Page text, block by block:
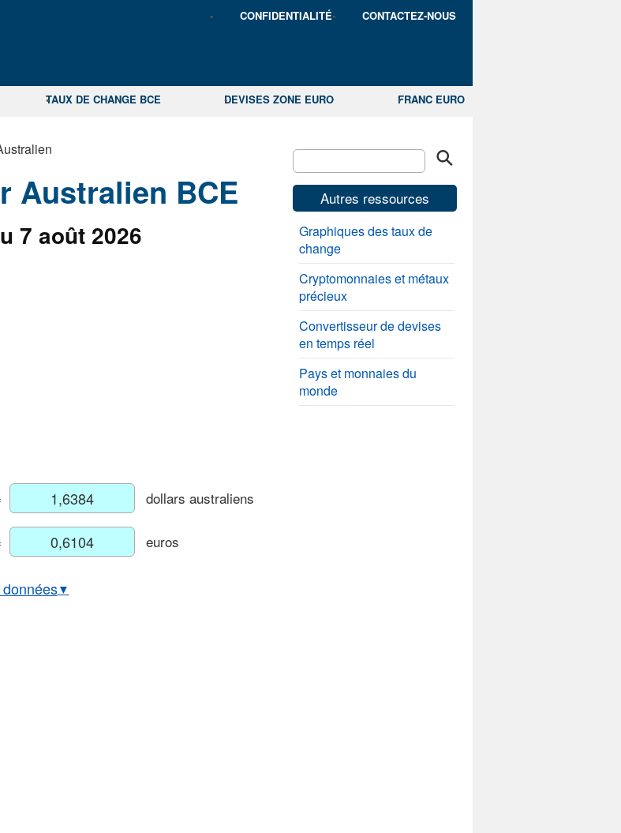
CONFIDENTIALITÉ CONTACTEZ-NOUS
TAUX DE CHANGE BCE DEVISES ZONE EURO FRANC EURO
Australien BCE
7 août 2026
dollars australiens
euros
▼
Autres ressources
Graphiques des taux de
change
Cryptomonnaies et métaux
précieux
Convertisseur de devises
en temps réel
Pays et monnaies du
monde